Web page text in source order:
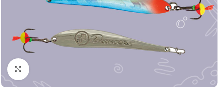
Нажмите, чтобы увеличить